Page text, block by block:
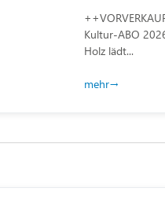
Kultur-ABO
Holz lädt...
mehr